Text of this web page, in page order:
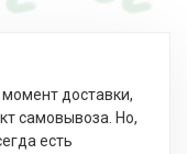
доставки,
самовывоза. Но,
есть